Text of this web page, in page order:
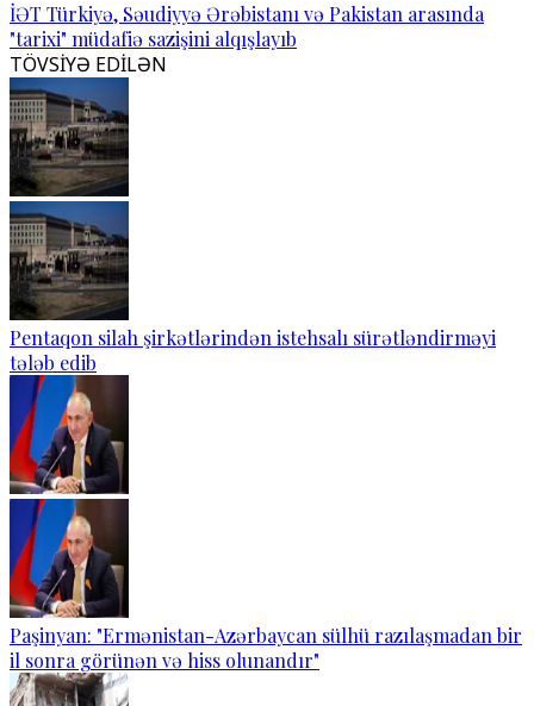
İƏT Türkiyə, Səudiyyə Ərəbistanı və Pakistan arasında
"tarixi" müdafiə sazişini alqışlayıb
TÖVSİYƏ EDİLƏN
Pentaqon silah şirkətlərindən istehsalı sürətləndirməyi
tələb edib
Paşinyan: "Ermənistan-Azərbaycan sülhü razılaşmadan bir
il sonra görünən və hiss olunandır"